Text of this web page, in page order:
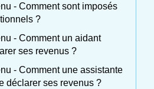
- Comment sont imposés
?
- Comment un aidant
ses revenus ?
- Comment une assistante
déclarer ses revenus ?